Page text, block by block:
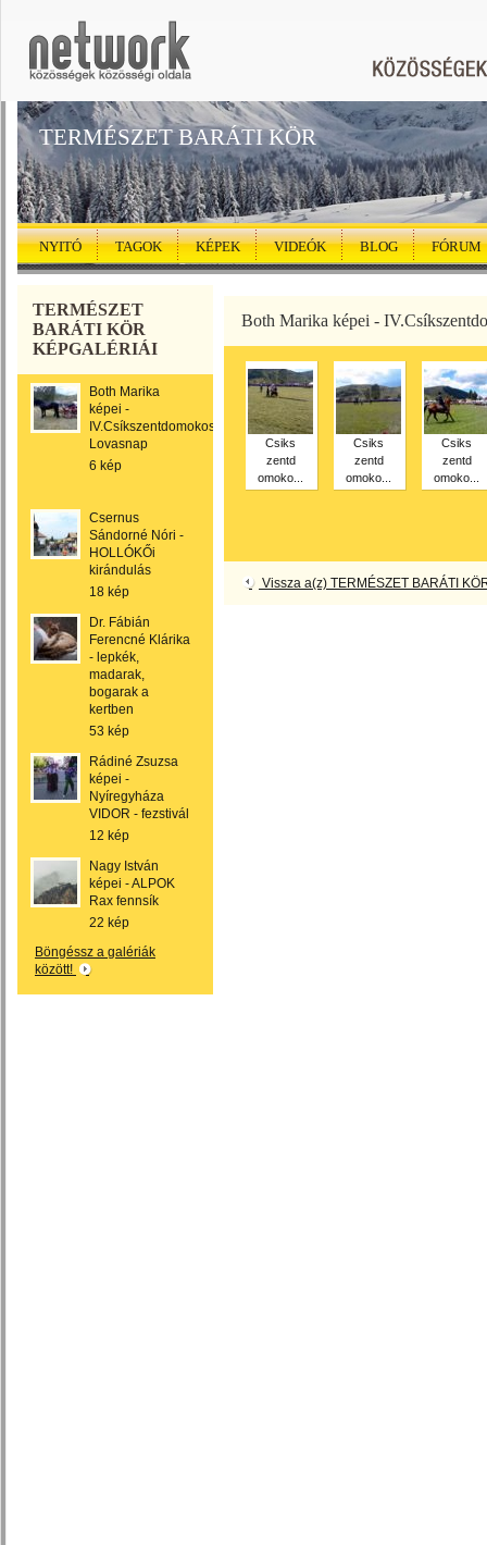
TERMÉSZET BARÁTI KÖR
NYITÓ TAGOK KÉPEK VIDEÓK BLOG FÓRUM
TERMÉSZET
BARÁTI KÖR
KÉPGALÉRIÁI
Both Marika
képei -
IV.Csíkszentdomokosi
Lovasnap
6 kép
Csernus
Sándorné Nóri -
HOLLÓKŐi
kirándulás
18 kép
Dr. Fábián
Ferencné Klárika
- lepkék,
madarak,
bogarak a
kertben
53 kép
Rádiné Zsuzsa
képei -
Nyíregyháza
VIDOR - fezstivál
12 kép
Nagy István
képei - ALPOK
Rax fennsík
22 kép
Böngéssz a galériák
között!
Both Marika képei -
Csiks
zentd
omoko...
Csiks
zentd
omoko...
Csiks
zentd
omoko...
Vissza a(z) TERMÉSZET BARÁTI